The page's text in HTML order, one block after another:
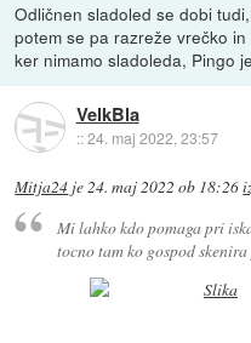
Odličnen sladoled se dobi
potem se pa razreže vrečko
ker nimamo sladoleda, Pingo
VelkBla
::24. maj 2022, 23:57
Mitja24 je24. maj 2022 ob 18:26
Mi lahko kdo pomaga pri
tocno tam ko gospod